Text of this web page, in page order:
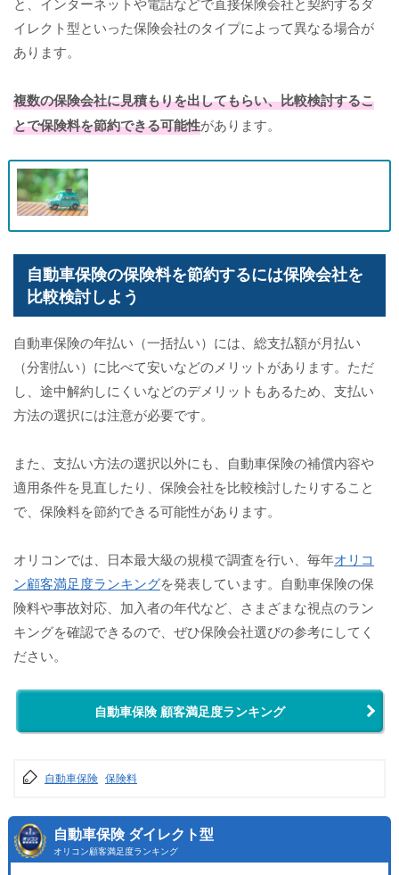
イレクト型といった保険会社のタイプによって異なる場合が
あります。
複数の保険会社に見積もりを出してもらい、比較検討するこ
とで保険料を節約できる可能性があります。
自動車保険の保険料を節約するには保険会社を
比較検討しよう
自動車保険の年払い（一括払い）には、総支払額が月払い
（分割払い）に比べて安いなどのメリットがあります。ただ
し、途中解約しにくいなどのデメリットもあるため、支払い
方法の選択には注意が必要です。
また、支払い方法の選択以外にも、自動車保険の補償内容や
適用条件を見直したり、保険会社を比較検討したりすること
で、保険料を節約できる可能性があります。
オリコンでは、日本最大級の規模で調査を行い、毎年オリコ
ン顧客満足度ランキングを発表しています。自動車保険の保
険料や事故対応、加入者の年代など、さまざまな視点のラン
キングを確認できるので、ぜひ保険会社選びの参考にしてく
ださい。
自動車保険 顧客満足度ランキング
自動車保険 保険料
自動車保険 ダイレクト型
オリコン顧客満足度ランキング